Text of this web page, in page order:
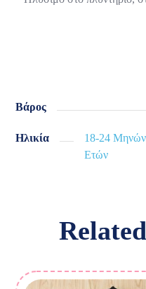
Βάρος
Ηλικία 18-24 Μηνών
Ετών